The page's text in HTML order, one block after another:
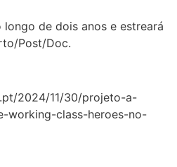
de dois anos e estreará
Post/Doc.
2024/11/30/projeto-a-
working-class-heroes-no-